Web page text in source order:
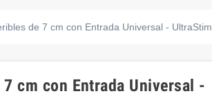
de 7 cm con Entrada Universal - UltraStim
cm con Entrada Universal -